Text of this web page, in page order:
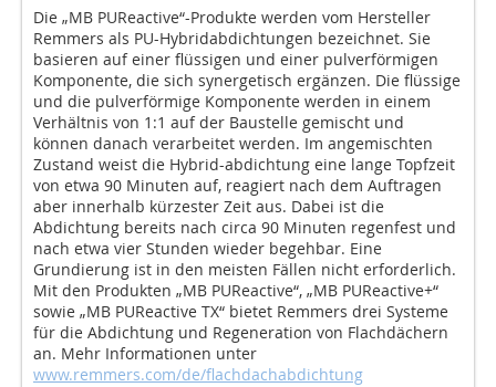
Die „MB PUReactive“-Produkte werden vom Hersteller
Remmers als PU-Hybridabdichtungen bezeichnet. Sie
basieren auf einer flüssigen und einer pulverförmigen
Komponente, die sich synergetisch ergänzen. Die flüssige
und die pulverförmige Komponente werden in einem
Verhältnis von 1:1 auf der Baustelle gemischt und
können danach verarbeitet werden. Im angemischten
Zustand weist die Hybrid-abdichtung eine lange Topfzeit
von etwa 90 Minuten auf, reagiert nach dem Auftragen
aber innerhalb kürzester Zeit aus. Dabei ist die
Abdichtung bereits nach circa 90 Minuten regenfest und
nach etwa vier Stunden wieder begehbar. Eine
Grundierung ist in den meisten Fällen nicht erforderlich.
Mit den Produkten „MB PUReactive“, „MB PUReactive+“
sowie „MB PUReactive TX“ bietet Remmers drei Systeme
für die Abdichtung und Regeneration von Flachdächern
an. Mehr Informationen unter
www.remmers.com/de/flachdachabdichtung